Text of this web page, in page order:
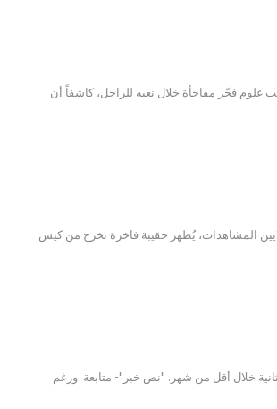
الفنان حبيب غلوم فجّر مفاجأة خلال نعيه للراحل، كاشفاً أن
المشاهدات، يُظهر حقيبة فاخرة تخرج من كيس
خلال أقل من شهر. "نص خبر"- متابعة ورغم